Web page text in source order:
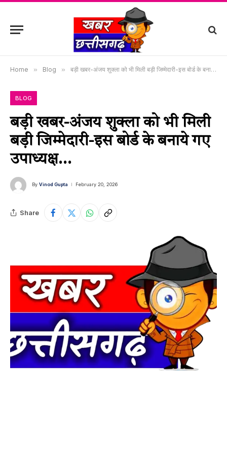
Home » Blog » बड़ी खबर-अंजय शुक्ला को भी मिली बड़ी जिम्मेदारी-इस बोर्ड के बनाये गए उपाध्यक्ष…
BLOG
बड़ी खबर-अंजय शुक्ला को भी मिली
बड़ी जिम्मेदारी-इस बोर्ड के बनाये गए
उपाध्यक्ष…
By Vinod Gupta February 20, 2026
Share